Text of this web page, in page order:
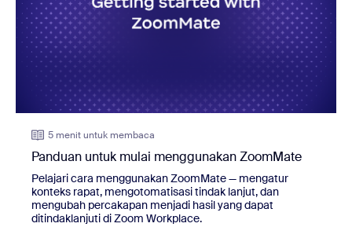
5 menit untuk membaca
Panduan untuk mulai menggunakan ZoomMate
Pelajari cara menggunakan ZoomMate — mengatur
konteks rapat, mengotomatisasi tindak lanjut, dan
mengubah percakapan menjadi hasil yang dapat
ditindaklanjuti di Zoom Workplace.